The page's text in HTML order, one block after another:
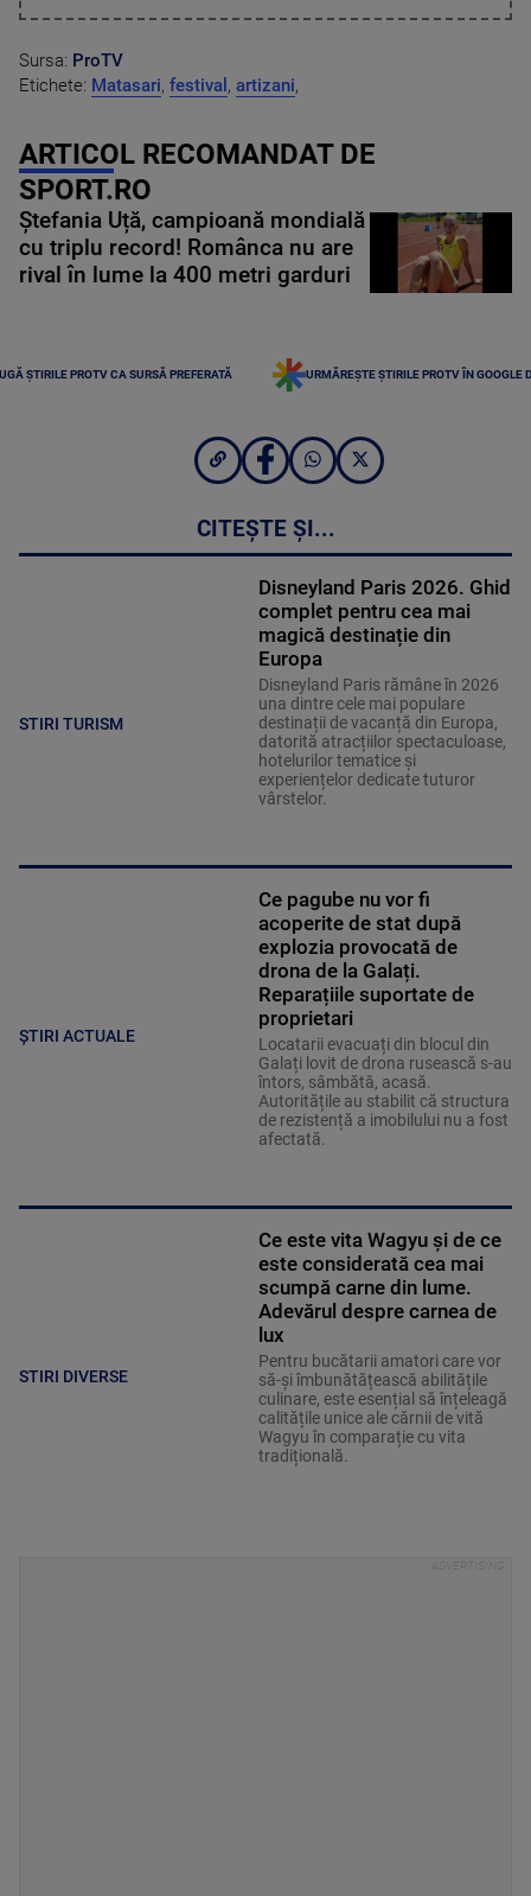
Sursa: ProTV
Etichete: Matasari, festival , artizani,
ARTICOL RECOMANDAT DE
SPORT.RO
Ștefania Uță, campioană mondială
cu triplu record! Românca nu are
rival în lume la 400 metri garduri
ȘTIRILE PROTV CA SURSĂ PREFERATĂ URMĂREȘTE ȘTIRILE PROTV ÎN GOOGLE
CITEȘTE ȘI...
STIRI TURISM
Disneyland Paris 2026. Ghid
complet pentru cea mai
magică destinație din
Europa
Disneyland Paris rămâne în 2026
una dintre cele mai populare
destinații de vacanță din Europa,
datorită atracțiilor spectaculoase,
hotelurilor tematice și
experiențelor dedicate tuturor
vârstelor.
ȘTIRI ACTUALE
Ce pagube nu vor fi
acoperite de stat după
explozia provocată de
drona de la Galați.
Reparațiile suportate de
proprietari
Locatarii evacuați din blocul din
Galați lovit de drona rusească s-au
întors, sâmbătă, acasă.
Autoritățile au stabilit că structura
de rezistență a imobilului nu a fost
afectată.
STIRI DIVERSE
Ce este vita Wagyu și de ce
este considerată cea mai
scumpă carne din lume.
Adevărul despre carnea de
lux
Pentru bucătarii amatori care vor
să-și îmbunătățească abilitățile
culinare, este esențial să înțeleagă
calitățile unice ale cărnii de vită
Wagyu în comparație cu vita
tradițională.